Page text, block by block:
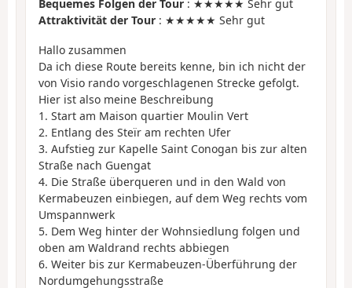
Bequemes Folgen der Tour : ★★★★★ Sehr gut
Attraktivität der Tour : ★★★★★ Sehr gut
Hallo zusammen
Da ich diese Route bereits kenne, bin ich nicht der
von Visio rando vorgeschlagenen Strecke gefolgt.
Hier ist also meine Beschreibung
1. Start am Maison quartier Moulin Vert
2. Entlang des Steïr am rechten Ufer
3. Aufstieg zur Kapelle Saint Conogan bis zur alten
Straße nach Guengat
4. Die Straße überqueren und in den Wald von
Kermabeuzen einbiegen, auf dem Weg rechts vom
Umspannwerk
5. Dem Weg hinter der Wohnsiedlung folgen und
oben am Waldrand rechts abbiegen
6. Weiter bis zur Kermabeuzen-Überführung der
Nordumgehungsstraße